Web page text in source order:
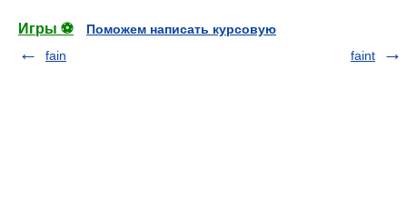
Игры ⚽
Поможем написать курсовую
fain
faint